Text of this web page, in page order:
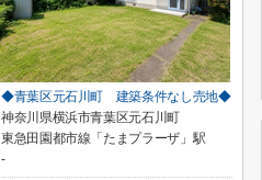
◆青葉区元石川町 建築条件なし売地◆
神奈川県横浜市青葉区元石川町
東急田園都市線「たまプラーザ」駅
-